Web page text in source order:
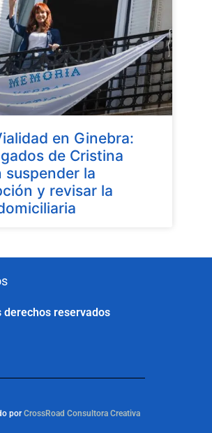
en Ginebra:
de Cristina
suspender la
y revisar la
reservados
porCrossRoad Consultora Creativa